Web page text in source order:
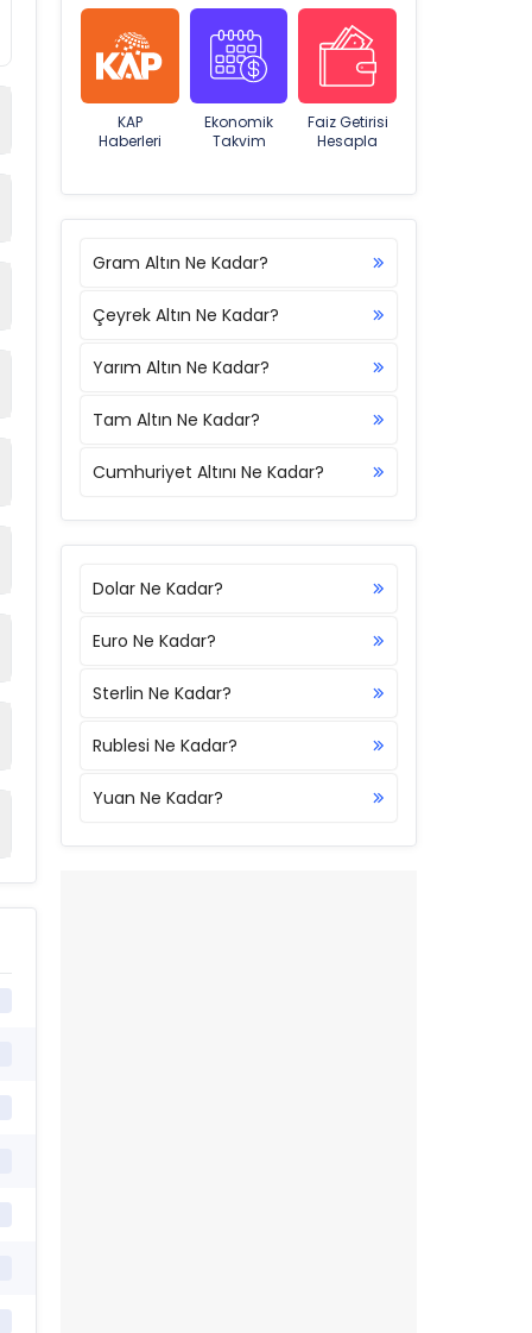
KAP
Haberleri
Ekonomik
Takvim
Faiz Getirisi
Hesapla
Gram Altın Ne Kadar?
Çeyrek Altın Ne Kadar?
Yarım Altın Ne Kadar?
Tam Altın Ne Kadar?
Cumhuriyet Altını Ne Kadar?
Dolar Ne Kadar?
Euro Ne Kadar?
Sterlin Ne Kadar?
Rublesi Ne Kadar?
Yuan Ne Kadar?